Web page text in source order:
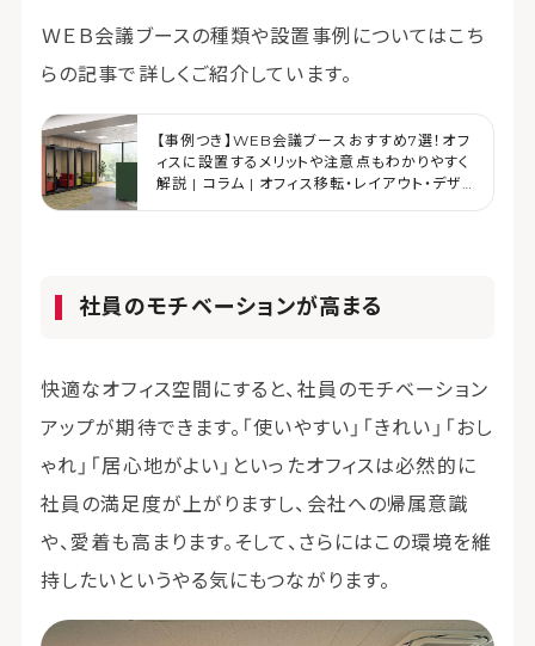
ＷＥＢ会議ブースの種類や設置事例についてはこち
らの記事で詳しくご紹介しています。
【事例つき】WEB会議ブースおすすめ7選！オフ
ィスに設置するメリットや注意点もわかりやすく
解説 | コラム | オフィス移転・レイアウト・デザ
社員のモチベーションが高まる
快適なオフィス空間にすると、社員のモチベーション
アップが期待できます。「使いやすい」「きれい」「おし
ゃれ」「居心地がよい」といったオフィスは必然的に
社員の満足度が上がりますし、会社への帰属意識
や、愛着も高まります。そして、さらにはこの環境を維
持したいというやる気にもつながります。